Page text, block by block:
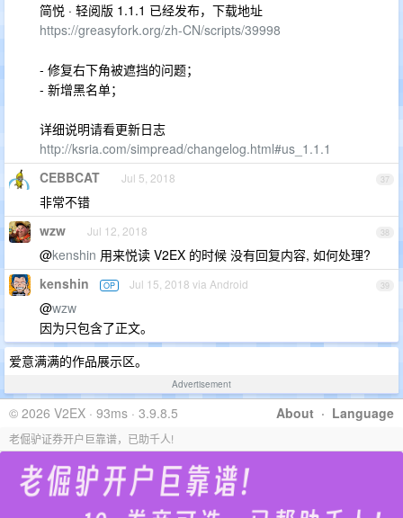
简悦 · 轻阅版 1.1.1 已经发布，下载地址
https://greasyfork.org/zh-CN/scripts/39998
- 修复右下角被遮挡的问题；
- 新增黑名单；
详细说明请看更新日志
http://ksria.com/simpread/changelog.html#us_1.1.1
37
CEBBCAT Jul 5, 2018
非常不错
38
wzw Jul 12, 2018
@kenshin 用来悦读 V2EX 的时候 没有回复内容, 如何处理?
39
kenshin OP Jul 15, 2018 via Android
@wzw
因为只包含了正文。
爱意满满的作品展示区。
Advertisement
About · Language
© 2026 V2EX · 93ms · 3.9.8.5
老倔驴证券开户巨靠谱，已助千人!